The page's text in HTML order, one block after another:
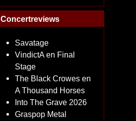
Concertreviews
Savatage
VindictA en Final
Stage
The Black Crowes en
A Thousand Horses
Into The Grave 2026
Graspop Metal